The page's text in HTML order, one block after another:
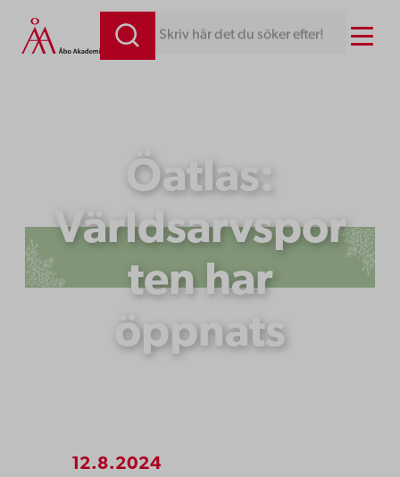
Hoppa
till
Skriv här det du söker efter! Menu
Öatlas:
Världsarvspor
ten har
öppnats
12.8.2024